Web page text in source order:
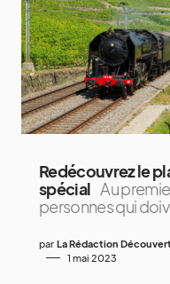
Redécouvrez le
spécial Au
personnes qui
par La Rédaction
1 mai 2023